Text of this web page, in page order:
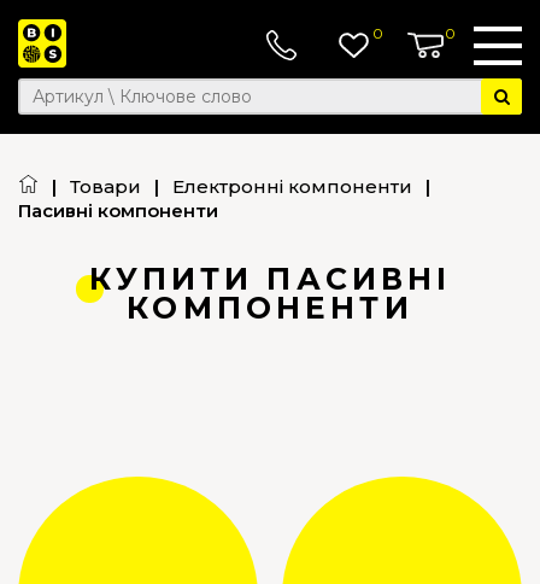
0 0
| Товари | Електронні компоненти
|
Пасивні компоненти
КУПИТИ ПАСИВНІ
КОМПОНЕНТИ